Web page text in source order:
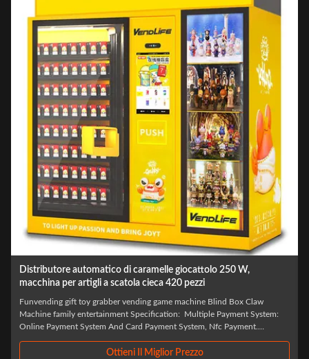
Distributore automatico di caramelle giocattolo 250 W,
macchina per artigli a scatola cieca 420 pezzi
Funvending gift toy grabber vending game machine Blind Box Claw
Machine family entertainment Specification: ​ Multiple Payment System:
Online Payment System And Card Payment System, Nfc Payment.
Quantity. Language. Color: White, ...Ottieni Il Miglior Prezzo